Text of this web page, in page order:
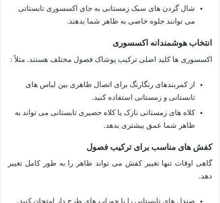
شال گردن های سبک زمستانی به جای اکسسوری تابستانی
می توانند جلوه خاصی به ظاهر شما بدهند.
انتخاب هوشمندانه اکسسوری
اکسسوری ها کلید اصلی ترکیب پوشاک فصول مختلف هستند. مثلاً :
از کمربندهای رنگارنگ برای اتصال ظاهری بین لباس های
تابستانی و زمستانی استفاده کنید.
کلاه های زمستانی نازک یا کلاه حصیری تابستانی می تواند به
ظاهر شما عمق بیشتری بدهد.
کفش های مناسب برای ترکیب فصول
گاهی اوقات تنها تغییر کفش می تواند ظاهر را به طور کامل تغییر
دهد.
صندل های تابستانی را با جوراب های طرح دار امتحان کنید.